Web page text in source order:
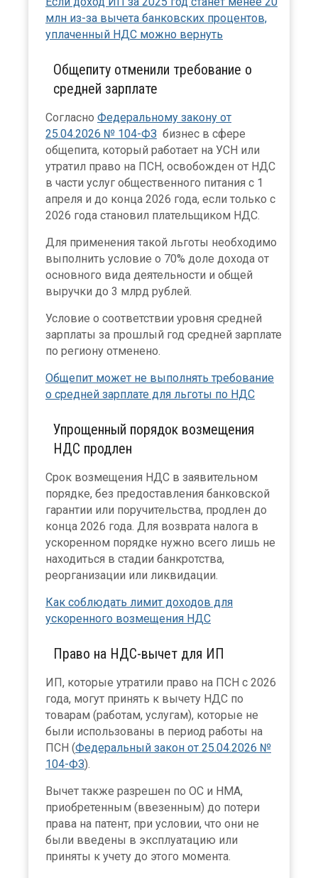
млн из-за вычета банковских процентов,
уплаченный НДС можно вернуть
Общепиту отменили требование о
средней зарплате
Согласно Федеральному закону от
25.04.2026 № 104-ФЗ бизнес в сфере
общепита, который работает на УСН или
утратил право на ПСН, освобожден от НДС
в части услуг общественного питания с 1
апреля и до конца 2026 года, если только с
2026 года становил плательщиком НДС.
Для применения такой льготы необходимо
выполнить условие о 70% доле дохода от
основного вида деятельности и общей
выручки до 3 млрд рублей.
Условие о соответствии уровня средней
зарплаты за прошлый год средней зарплате
по региону отменено.
Общепит может не выполнять требование
о средней зарплате для льготы по НДС
Упрощенный порядок возмещения
НДС продлен
Срок возмещения НДС в заявительном
порядке, без предоставления банковской
гарантии или поручительства, продлен до
конца 2026 года. Для возврата налога в
ускоренном порядке нужно всего лишь не
находиться в стадии банкротства,
реорганизации или ликвидации.
Как соблюдать лимит доходов для
ускоренного возмещения НДС
Право на НДС-вычет для ИП
ИП, которые утратили право на ПСН с 2026
года, могут принять к вычету НДС по
товарам (работам, услугам), которые не
были использованы в период работы на
ПСН (Федеральный закон от 25.04.2026 №
104-ФЗ).
Вычет также разрешен по ОС и НМА,
приобретенным (ввезенным) до потери
права на патент, при условии, что они не
были введены в эксплуатацию или
приняты к учету до этого момента.